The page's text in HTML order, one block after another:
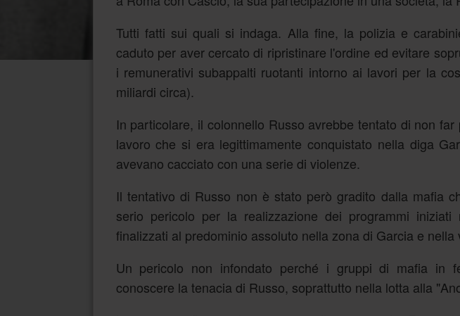
Tutti fatti sui quali si indaga. Alla fine, la polizia e
caduto per aver cercato di ripristinare l'ordine ed evitare
i remunerativi subappalti ruotanti intorno ai lavori per la
miliardi circa).
In particolare, il colonnello Russo avrebbe tentato di non
lavoro che si era legittimamente conquistato nella diga
avevano cacciato con una serie di violenze.
Il tentativo di Russo non è stato però gradito dalla mafia
serio pericolo per la realizzazione dei programmi iniziati
finalizzati al predominio assoluto nella zona di Garcia e nella
Un pericolo non infondato perché i gruppi di mafia in
conoscere la tenacia di Russo, soprattutto nella lotta alla